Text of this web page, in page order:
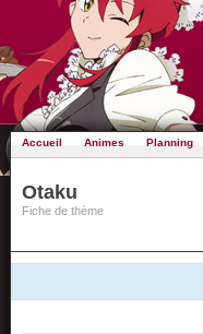
Accueil Animes Planning
Otaku
Fiche de thème